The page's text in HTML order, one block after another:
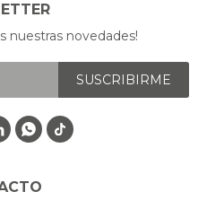
nuestras novedades!
SUSCRIBIRME
